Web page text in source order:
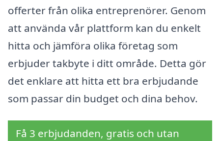
offerter från olika entreprenörer. Genom
att använda vår plattform kan du enkelt
hitta och jämföra olika företag som
erbjuder takbyte i ditt område. Detta gör
det enklare att hitta ett bra erbjudande
som passar din budget och dina behov.
Få 3 erbjudanden, gratis och utan